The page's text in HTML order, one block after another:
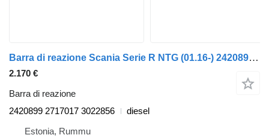
Barra di reazione Scania Serie R NTG (01.16-) 2420899 per camion Scania R-Series NTG (01.16-)
2.170 €
Barra di reazione
2420899 2717017 3022856
diesel
Estonia, Rummu